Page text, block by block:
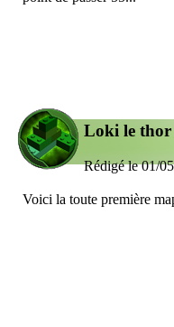
Loki le thor
Rédigé le 01/
Voici la toute première